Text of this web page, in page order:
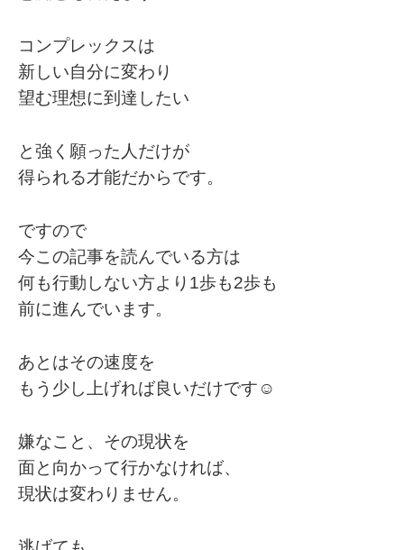
コンプレックスは
新しい自分に変わり
望む理想に到達したい
と強く願った人だけが
得られる才能だからです。
ですので
今この記事を読んでいる方は
何も行動しない方より1歩も2歩も
前に進んでいます。
あとはその速度を
もう少し上げれば良いだけです☺️
嫌なこと、その現状を
面と向かって行かなければ、
現状は変わりません。